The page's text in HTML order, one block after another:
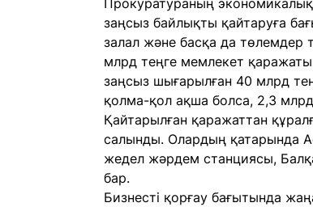
Прокуратураның
заңсыз байлықты қайтаруға
залал және басқа да төлемдер
млрд теңге мемлекет
заңсыз шығарылған 40 млрд
қолма-қол ақша болса, 2,3 млрд
Қайтарылған қаражаттан
салынды. Олардың қатарында
жедел жәрдем станциясы,
бар.
Бизнесті қорғау бағытында